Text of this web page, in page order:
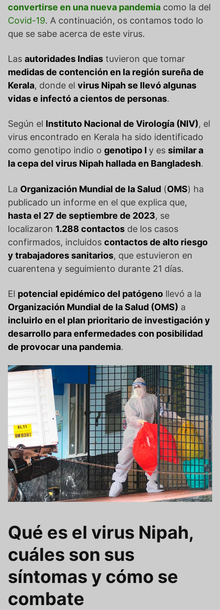
convertirse en una nueva pandemia como la del
Covid-19. A continuación, os contamos todo lo
que se sabe acerca de este virus.
Las autoridades Indias tuvieron que tomar
medidas de contención en la región sureña de
Kerala, donde el virus Nipah se llevó algunas
vidas e infectó a cientos de personas.
Según el Instituto Nacional de Virología (NIV), el
virus encontrado en Kerala ha sido identificado
como genotipo indio o genotipo I y es similar a
la cepa del virus Nipah hallada en Bangladesh.
La Organización Mundial de la Salud (OMS) ha
publicado un informe en el que explica que,
hasta el 27 de septiembre de 2023, se
localizaron 1.288 contactos de los casos
confirmados, incluidos contactos de alto riesgo
y trabajadores sanitarios, que estuvieron en
cuarentena y seguimiento durante 21 días.
El potencial epidémico del patógeno llevó a la
Organización Mundial de la Salud (OMS) a
incluirlo en el plan prioritario de investigación y
desarrollo para enfermedades con posibilidad
de provocar una pandemia.
Qué es el virus Nipah,
cuáles son sus
síntomas y cómo se
combate